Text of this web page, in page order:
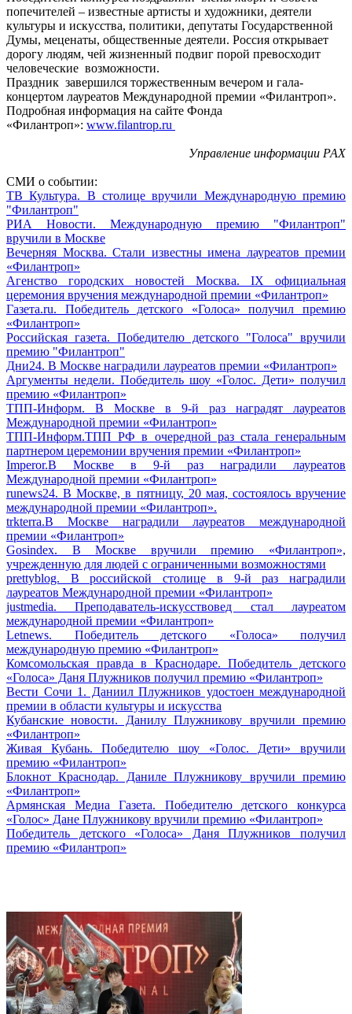
попечителей – известные артисты и художники, деятели
культуры и искусства, политики, депутаты Государственной
Думы, меценаты, общественные деятели. Россия открывает
дорогу людям, чей жизненный подвиг порой превосходит
человеческие возможности.
Праздник завершился торжественным вечером и гала-
концертом лауреатов Международной премии «Филантроп».
Подробная информация на сайте Фонда
«Филантроп»: www.filantrop.ru
Управление информации РАХ
СМИ о событии:
ТВ Культура. В столице вручили Международную премию
"Филантроп"
РИА Новости. Международную премию "Филантроп"
вручили в Москве
Вечерняя Москва. Стали известны имена лауреатов премии
«Филантроп»
Агенство городских новостей Москва. IХ официальная
церемония вручения международной премии «Филантроп»
Газета.ru. Победитель детского «Голоса» получил премию
«Филантроп»
Российская газета. Победителю детского "Голоса" вручили
премию "Филантроп"
Дни24. В Москве наградили лауреатов премии «Филантроп»
Аргументы недели. Победитель шоу «Голос. Дети» получил
премию «Филантроп»
ТПП-Информ. В Москве в 9-й раз наградят лауреатов
Международной премии «Филантроп»
ТПП-Информ.ТПП РФ в очередной раз стала генеральным
партнером церемонии вручения премии «Филантроп»
Imperor.В Москве в 9-й раз наградили лауреатов
Международной премии «Филантроп»
runews24. В Москве, в пятницу, 20 мая, состоялось вручение
международной премии «Филантроп».
trkterra.В Москве наградили лауреатов международной
премии «Филантроп»
Gosindex. В Москве вручили премию «Филантроп»,
учрежденную для людей с ограниченными возможностями
prettyblog. В российской столице в 9-й раз наградили
лауреатов Международной премии «Филантроп»
justmedia. Преподаватель-искусствовед стал лауреатом
международной премии «Филантроп»
Letnews. Победитель детского «Голоса» получил
международную премию «Филантроп»
Комсомольская правда в Краснодаре. Победитель детского
«Голоса» Даня Плужников получил премию «Филантроп»
Вести Сочи 1. Даниил Плужников удостоен международной
премии в области культуры и искусства
Кубанские новости. Данилу Плужникову вручили премию
«Филантроп»
Живая Кубань. Победителю шоу «Голос. Дети» вручили
премию «Филантроп»
Блокнот Краснодар. Даниле Плужникову вручили премию
«Филантроп»
Армянская Медиа Газета. Победителю детского конкурса
«Голос» Дане Плужникову вручили премию «Филантроп»
Победитель детского «Голоса» Даня Плужников получил
премию «Филантроп»